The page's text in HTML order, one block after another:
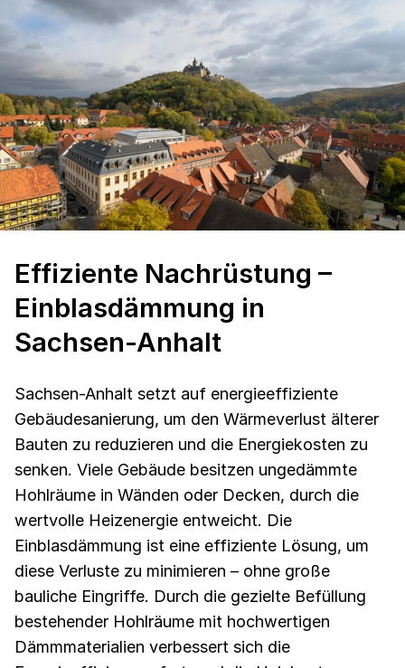
Effiziente Nachrüstung –
Einblasdämmung in
Sachsen-Anhalt
Sachsen-Anhalt setzt auf energieeffiziente
Gebäudesanierung, um den Wärmeverlust älterer
Bauten zu reduzieren und die Energiekosten zu
senken. Viele Gebäude besitzen ungedämmte
Hohlräume in Wänden oder Decken, durch die
wertvolle Heizenergie entweicht. Die
Einblasdämmung ist eine effiziente Lösung, um
diese Verluste zu minimieren – ohne große
bauliche Eingriffe. Durch die gezielte Befüllung
bestehender Hohlräume mit hochwertigen
Dämmmaterialien verbessert sich die